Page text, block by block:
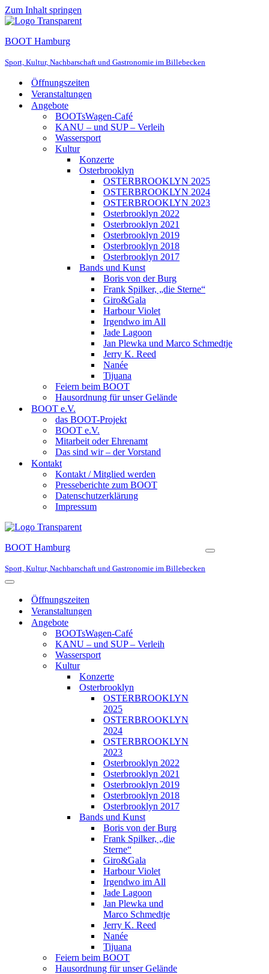
Zum Inhalt springen
BOOT Hamburg
Sport, Kultur, Nachbarschaft und Gastronomie im Billebecken
Öffnungszeiten
Veranstaltungen
Angebote
BOOTsWagen-Café
KANU – und SUP – Verleih
Wassersport
Kultur
Konzerte
Osterbrooklyn
OSTERBROOKLYN 2025
OSTERBROOKLYN 2024
OSTERBROOKLYN 2023
Osterbrooklyn 2022
Osterbrooklyn 2021
Osterbrooklyn 2019
Osterbrooklyn 2018
Osterbrooklyn 2017
Bands und Kunst
Boris von der Burg
Frank Spilker, „die Sterne“
Giro&Gala
Harbour Violet
Irgendwo im All
Jade Lagoon
Jan Plewka und Marco Schmedtje
Jerry K. Reed
Nanée
Tijuana
Feiern beim BOOT
Hausordnung für unser Gelände
BOOT e.V.
das BOOT-Projekt
BOOT e.V.
Mitarbeit oder Ehrenamt
Das sind wir – der Vorstand
Kontakt
Kontakt / Mitglied werden
Presseberichte zum BOOT
Datenschutzerklärung
Impressum
BOOT Hamburg
Sport, Kultur, Nachbarschaft und Gastronomie im Billebecken
Navigationsmenü
Navigationsmenü
Öffnungszeiten
Veranstaltungen
Angebote
BOOTsWagen-Café
KANU – und SUP – Verleih
Wassersport
Kultur
Konzerte
Osterbrooklyn
OSTERBROOKLYN
2025
OSTERBROOKLYN
2024
OSTERBROOKLYN
2023
Osterbrooklyn 2022
Osterbrooklyn 2021
Osterbrooklyn 2019
Osterbrooklyn 2018
Osterbrooklyn 2017
Bands und Kunst
Boris von der Burg
Frank Spilker, „die
Sterne“
Giro&Gala
Harbour Violet
Irgendwo im All
Jade Lagoon
Jan Plewka und
Marco Schmedtje
Jerry K. Reed
Nanée
Tijuana
Feiern beim BOOT
Hausordnung für unser Gelände